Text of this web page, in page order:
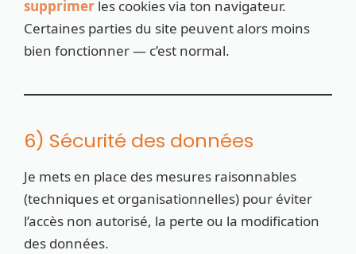
supprimer les cookies via ton navigateur.
Certaines parties du site peuvent alors moins
bien fonctionner — c’est normal.
6) Sécurité des données
Je mets en place des mesures raisonnables
(techniques et organisationnelles) pour éviter
l’accès non autorisé, la perte ou la modification
des données.